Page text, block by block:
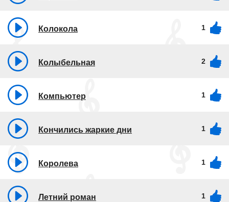
Колокола 1
Колыбельная 2
Компьютер 1
Кончились жаркие дни 1
Королева 1
Летний роман 1